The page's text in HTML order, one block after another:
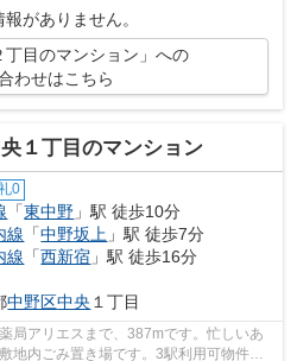
がありません。
丁目のマンション」への
わせはこちら
１丁目のマンション
0
「東中野 」駅 徒歩10分
線 「中野坂上 」駅 徒歩7分
線 「西新宿 」駅 徒歩16分
中野区中央 １丁目
局アリエスまで、387mです。忙しいあ
地内ごみ置き場です。3駅利用可物件な